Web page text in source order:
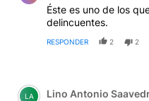
Éste es uno de los
delincuentes.
RESPONDER 2 2
Comentario de Lino
LA Lino Antonio